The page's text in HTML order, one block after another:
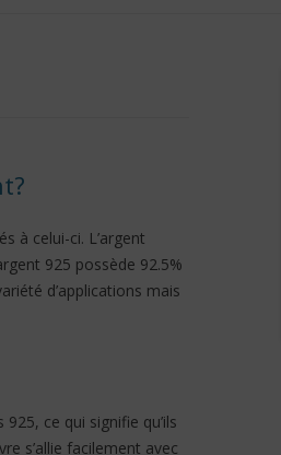
à celui-ci. L’argent
925 possède 92.5%
d’applications mais
ce qui signifie qu’ils
s’allie facilement avec